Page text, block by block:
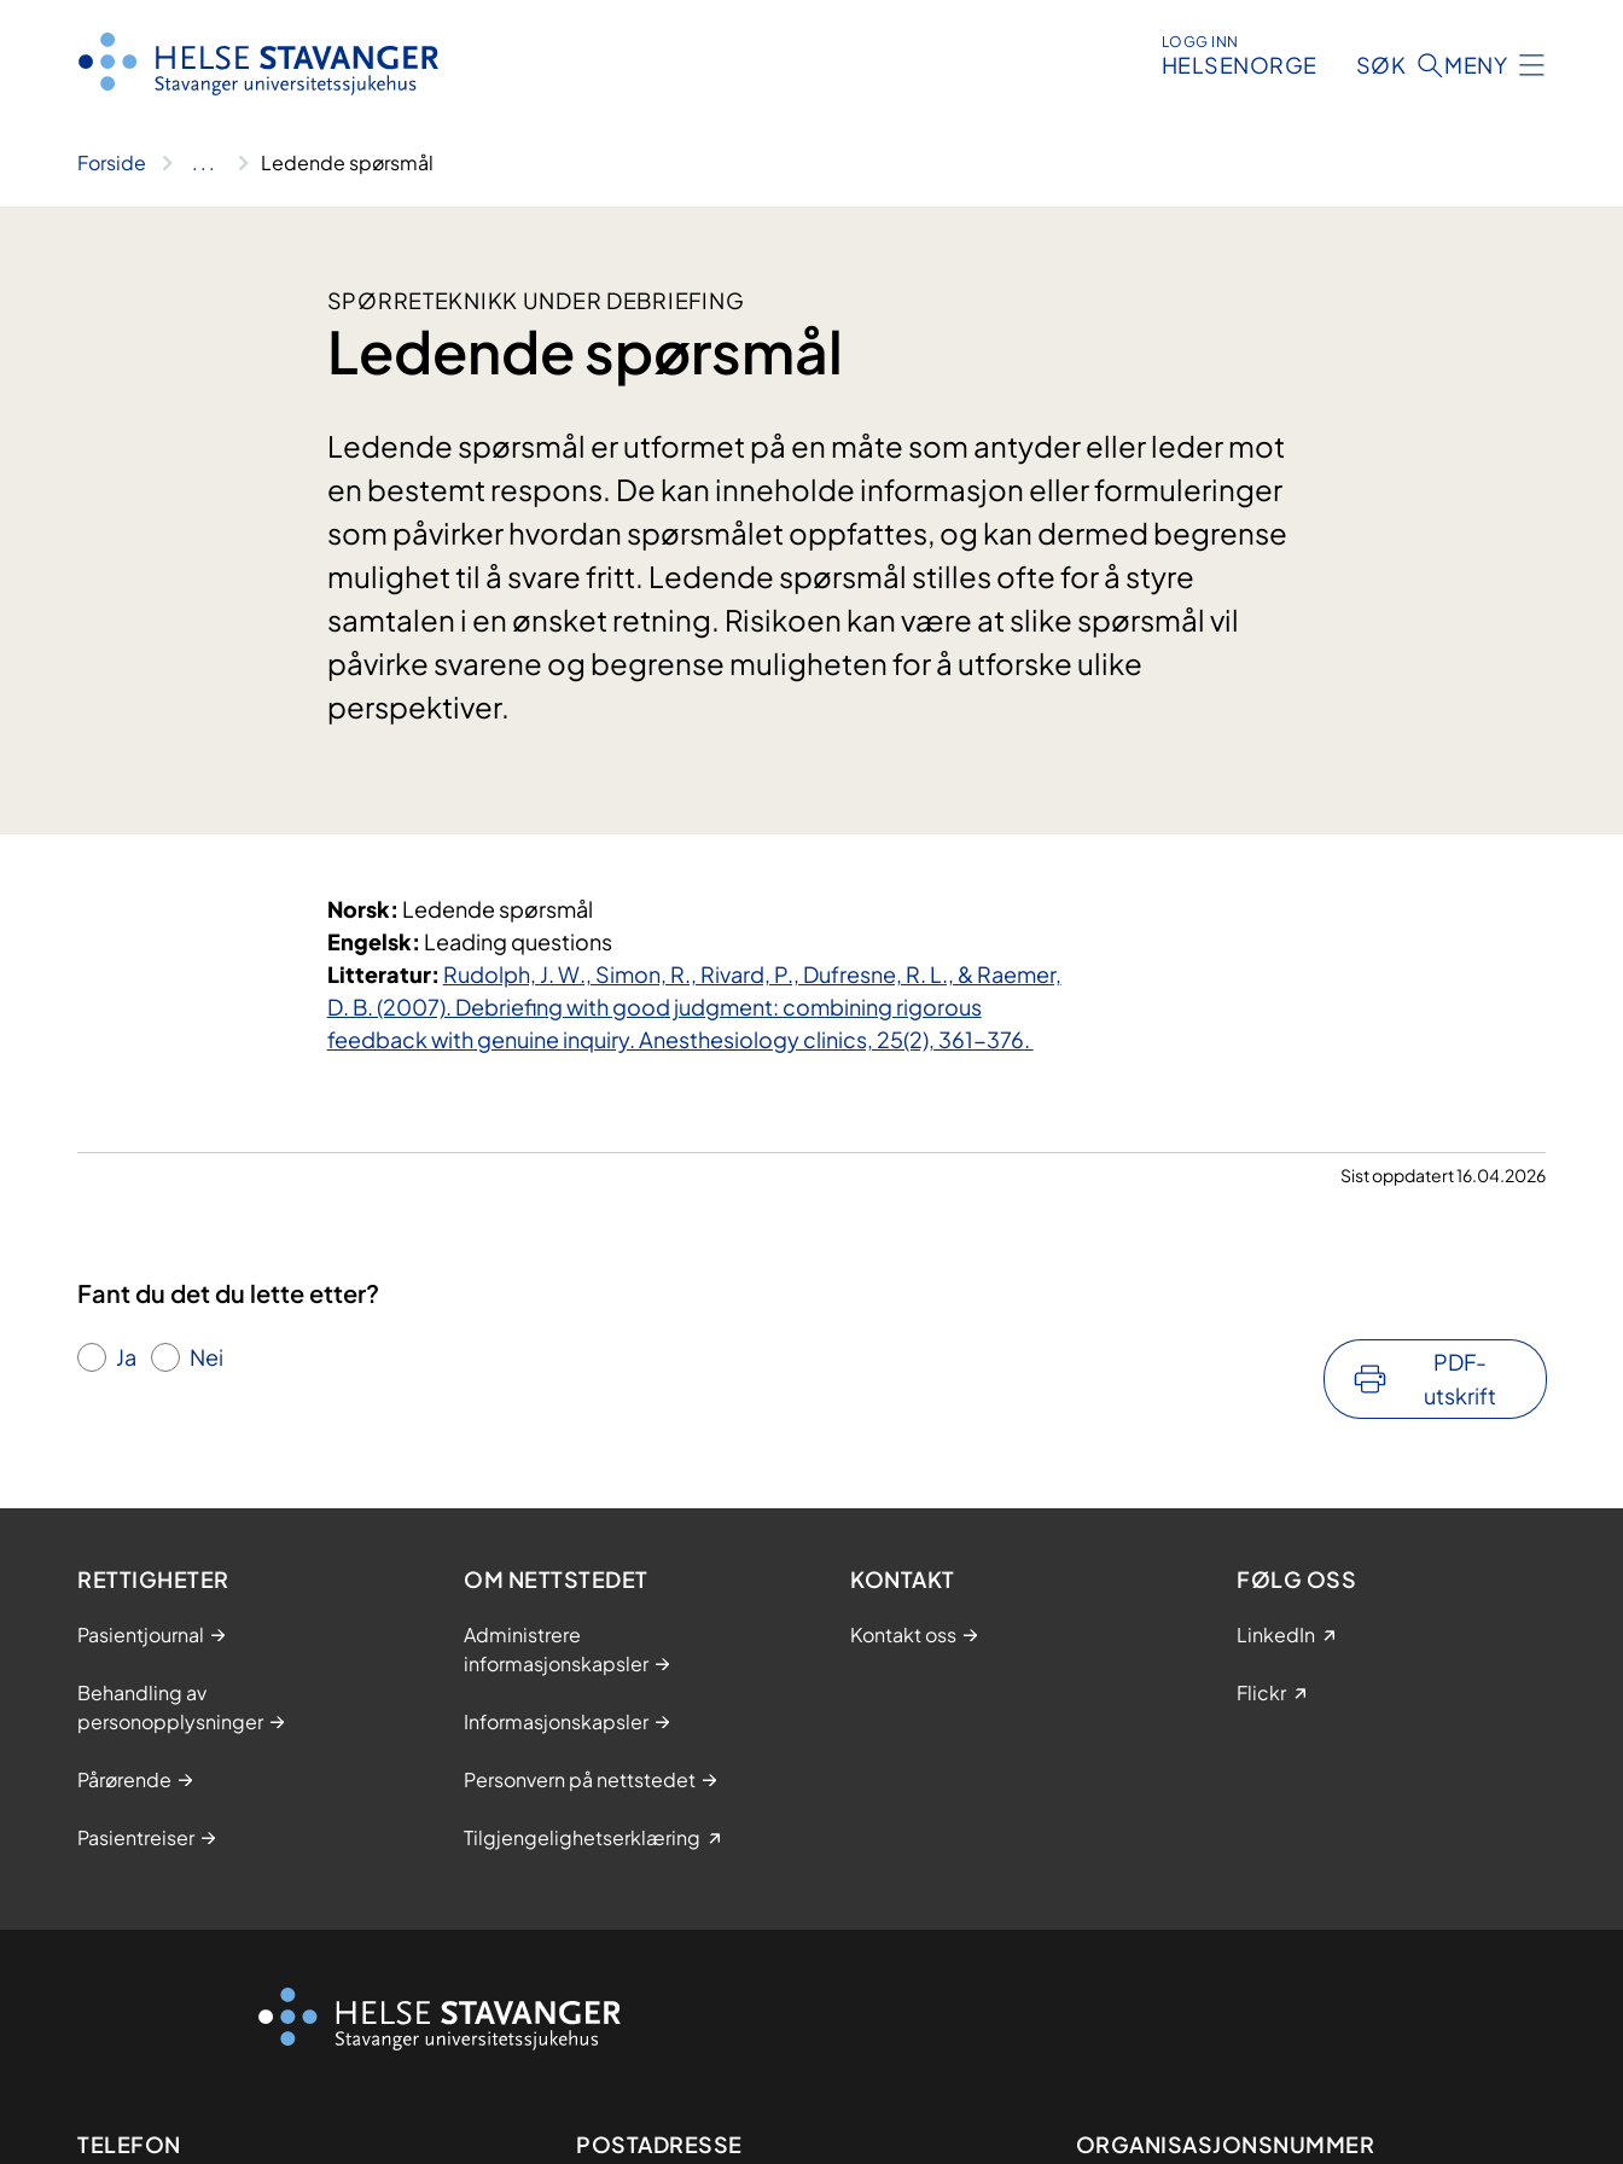
LOGG INN
HELSENORGE SØK MENY
Forside .. . Ledende spørsmål
SPØRRETEKNIKK UNDER DEBRIEFING
Ledende spørsmål
Ledende spørsmål er utformet på en måte som antyder eller leder mot
en bestemt respons. De kan inneholde informasjon eller formuleringer
som påvirker hvordan spørsmålet oppfattes, og kan dermed begrense
mulighet til å svare fritt. Ledende spørsmål stilles ofte for å styre
samtalen i en ønsket retning. Risikoen kan være at slike spørsmål vil
påvirke svarene og begrense muligheten for å utforske ulike
perspektiver.
Norsk: Ledende spørsmål
Engelsk: Leading questions
Litteratur: Rudolph, J. W., Simon, R., Rivard, P., Dufresne, R. L., & Raemer,
D. B. (2007). Debriefing with good judgment: combining rigorous
feedback with genuine inquiry. Anesthesiology clinics, 25(2), 361-376.
Sist oppdatert 16.04.2026
Fant du det du lette etter?
Ja Nei
PDF-
utskrift
RETTIGHETER
Pasientjournal
Behandling av
personopplysninger
Pårørende
Pasientreiser
OM NETTSTEDET
Administrere
informasjonskapsler
Informasjonskapsler
Personvern på nettstedet
Tilgjengelighetserklæring
KONTAKT
Kontakt oss
FØLG OSS
LinkedIn
Flickr
Kontaktinformasjon
TELEFON Adresse
POSTADRESSE Organisasjon
ORGANISASJONSNUMMER